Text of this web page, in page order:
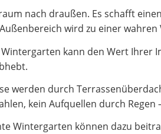
nach draußen. Es schafft
wird zu einer
kann den Wert Ihrer
werden durch
kein Aufquellen durch
Wintergarten können dazu